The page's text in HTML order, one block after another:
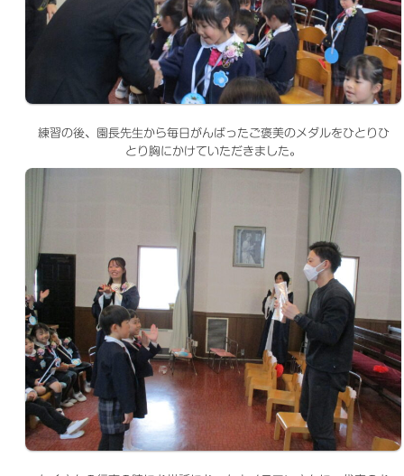
練習の後、園長先生から毎日がんばったご褒美のメダルをひとりひ
とり胸にかけていただきました。